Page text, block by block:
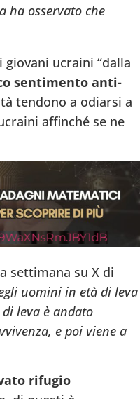
ha osservato che
ucraini “dalla
sentimento anti-
tendono a odiarsi a
affinché se ne
settimana su X di
uomini in età di leva
di leva è andato
e poi viene a
rifugio